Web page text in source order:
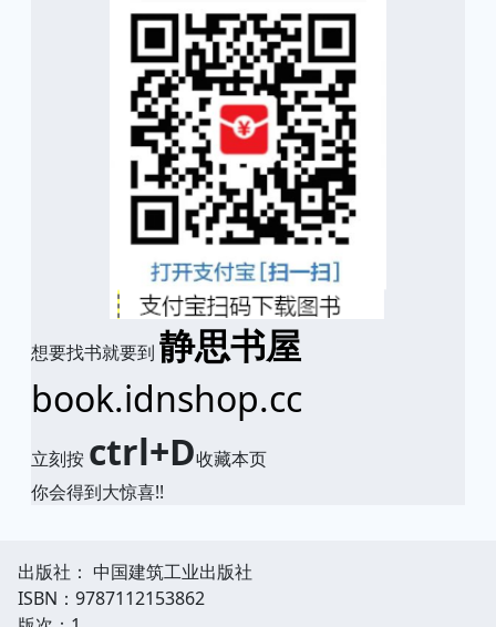
想要找书就要到 静思书屋
book.idnshop.cc
立刻按 ctrl+D收藏本页
你会得到大惊喜!!
出版社： 中国建筑工业出版社
ISBN：9787112153862